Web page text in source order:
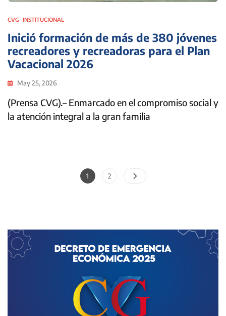
CVG INSTITUCIONAL
Inició formación de más de 380 jóvenes
recreadores y recreadoras para el Plan
Vacacional 2026
May 25, 2026
(Prensa CVG).– Enmarcado en el compromiso social y
la atención integral a la gran familia
Paginación
Page
1 Page
2